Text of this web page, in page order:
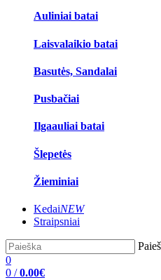
Auliniai batai
Laisvalaikio batai
Basutės, Sandalai
Pusbačiai
Ilgaauliai batai
Šlepetės
Žieminiai
KedaiNEW
Straipsniai
0
0 / 0.00€